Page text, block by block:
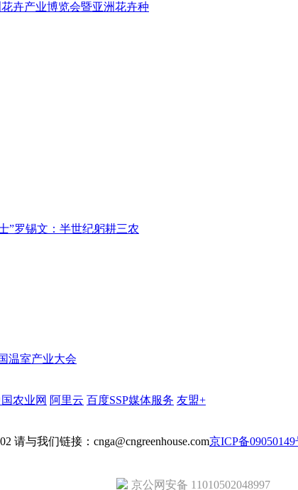
花卉产业博览会暨亚洲花卉种
”罗锡文：半世纪躬耕三农
温室产业大会
农业网 阿里云 百度SSP媒体服务 友盟+
请与我们链接：cnga@cngreenhouse.com京ICP备09050149
京公网安备 11010502048997